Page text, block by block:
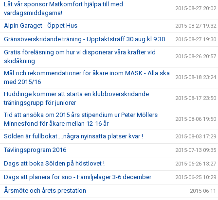
Låt vår sponsor Matkomfort hjälpa till med
vardagsmiddagarna!
2015-08-27 20:02
Alpin Garaget - Öppet Hus 2015-08-27 19:32
Gränsöverskridande träning - Upptaktsträff 30 aug kl 9.30 2015-08-27 19:30
Gratis föreläsning om hur vi disponerar våra krafter vid
skidåkning
2015-08-26 20:57
Mål och rekommendationer för åkare inom MASK - Alla ska
med 2015/16
2015-08-18 23:24
Huddinge kommer att starta en klubböverskridande
träningsgrupp för juniorer
2015-08-17 23:50
Tid att ansöka om 2015 års stipendium ur Peter Möllers
Minnesfond för åkare mellan 12-16 år
2015-08-06 19:50
Sölden är fullbokat....några nyinsatta platser kvar ! 2015-08-03 17:29
Tävlingsprogram 2016 2015-07-13 09:35
Dags att boka Sölden på höstlovet ! 2015-06-26 13:27
Dags att planera för snö - Familjeläger 3-6 december 2015-06-25 10:29
Årsmöte och årets prestation 2015-06-11